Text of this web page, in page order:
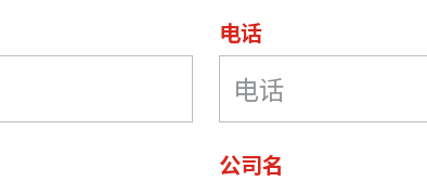
电话
公司名